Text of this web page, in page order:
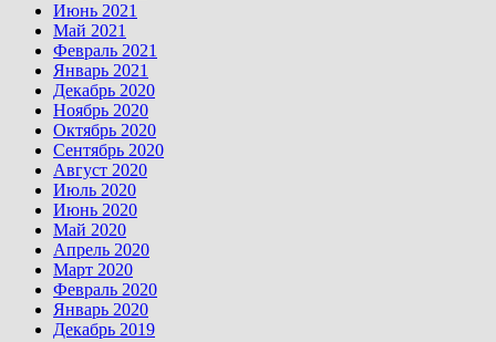
Июнь 2021
Май 2021
Февраль 2021
Январь 2021
Декабрь 2020
Ноябрь 2020
Октябрь 2020
Сентябрь 2020
Август 2020
Июль 2020
Июнь 2020
Май 2020
Апрель 2020
Март 2020
Февраль 2020
Январь 2020
Декабрь 2019